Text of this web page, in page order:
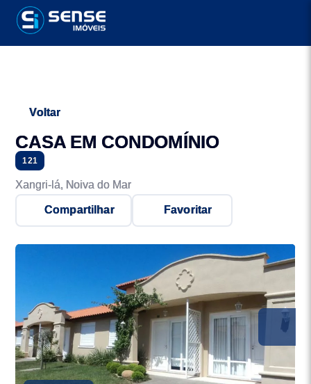
Voltar
CASA EM CONDOMÍNIO
121
Xangri-lá, Noiva do Mar
Compartilhar Favoritar